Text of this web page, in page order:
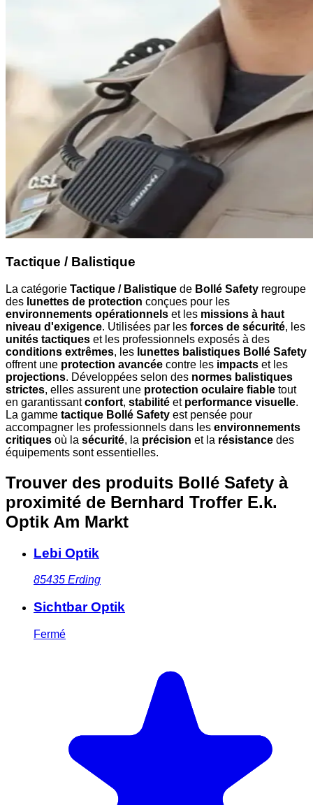
Tactique / Balistique
La catégorie Tactique / Balistique de Bollé Safety regroupe
des lunettes de protection conçues pour les
environnements opérationnels et les missions à haut
niveau d'exigence. Utilisées par les forces de sécurité, les
unités tactiques et les professionnels exposés à des
conditions extrêmes, les lunettes balistiques Bollé Safety
offrent une protection avancée contre les impacts et les
projections. Développées selon des normes balistiques
strictes, elles assurent une protection oculaire fiable tout
en garantissantconfort, stabilité et performance visuelle.
La gamme tactique Bollé Safety est pensée pour
accompagner les professionnels dans les environnements
critiques où la sécurité, la précision et la résistance des
équipements sont essentielles.
Trouver des produits Bollé Safety à
proximité de Bernhard Troffer E.k.
Optik Am Markt
Lebi Optik
85435 Erding
Sichtbar Optik
Fermé